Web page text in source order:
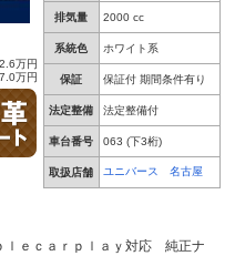
排気量 2000 cc
系統色 ホワイト系
保証 保証付 期間条件有り
法定整備 法定整備付
車台番号 063 (下3桁)
取扱店舗 ユニバース 名古屋
万円
万円
ｌｅｃａｒｐｌａｙ対応 純正ナ